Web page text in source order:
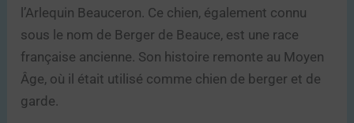
l’Arlequin Beauceron. Ce chien, également connu
sous le nom de Berger de Beauce, est une race
française ancienne. Son histoire remonte au Moyen
Âge, où il était utilisé comme chien de berger et de
garde.